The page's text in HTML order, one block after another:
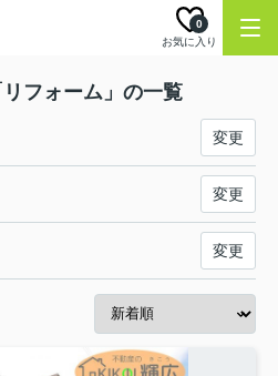
お気に入り
0
リフォーム」の一覧
変更
変更
変更